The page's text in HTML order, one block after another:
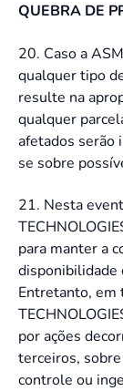
QUEBRA DE
20. Caso a
qualquer tipo
resulte na
qualquer
afetados serão
se sobre
21. Nesta
para manter a
disponibilidade
Entretanto, em
por ações
terceiros,
controle ou